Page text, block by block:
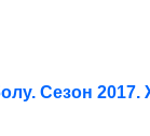
Сезон 2017.